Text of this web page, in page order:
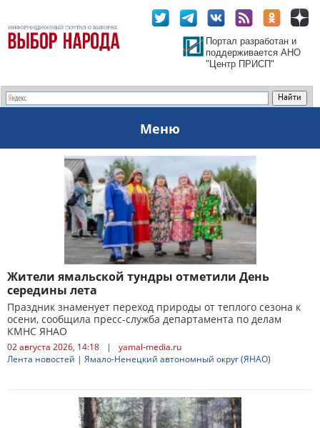
Портал разработан и
поддерживается АНО
"Центр ПРИСП"
Меню
Жители ямальской тундры отметили День
середины лета
Праздник знаменует переход природы от теплого сезона к
осени, сообщила пресс-служба департамента по делам
КМНС ЯНАО
02 августа 2026, 14:18 |
yamal-media.ru
Лента новостей | Ямало-Ненецкий автономный округ (ЯНАО)